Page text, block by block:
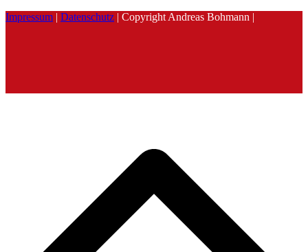
Impressum | Datenschutz | Copyright Andreas Bohmann |